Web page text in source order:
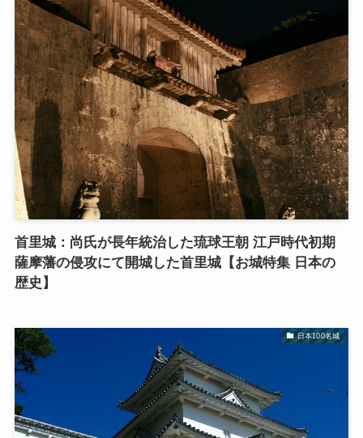
首里城：尚氏が長年統治した琉球王朝 江戸時代初期
薩摩藩の侵攻にて開城した首里城【お城特集 日本の
歴史】
日本100名城